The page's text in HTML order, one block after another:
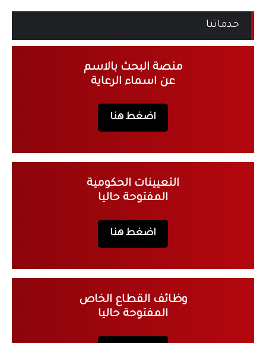
خدماتنا
منصة البحث بالاسم
عن اسماء الرعاية
اضغط هنا
التعيينات الحكومية
المفتوحة حاليا
اضغط هنا
وظائف القطاع الخاص
المفتوحة حاليا